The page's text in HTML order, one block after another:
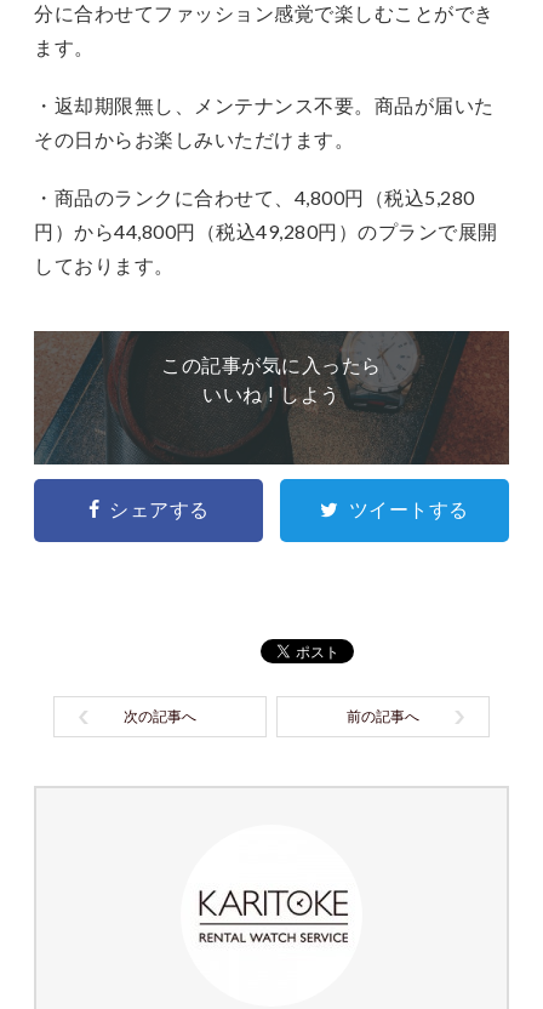
分に合わせてファッション感覚で楽しむことができ
ます。
・返却期限無し、メンテナンス不要。商品が届いた
その日からお楽しみいただけます。
・商品のランクに合わせて、4,800円（税込5,280
円）から44,800円（税込49,280円）のプランで展開
しております。
この記事が気に入ったら
いいね ! しよう
シェアする ツイートする
次の記事へ 前の記事へ